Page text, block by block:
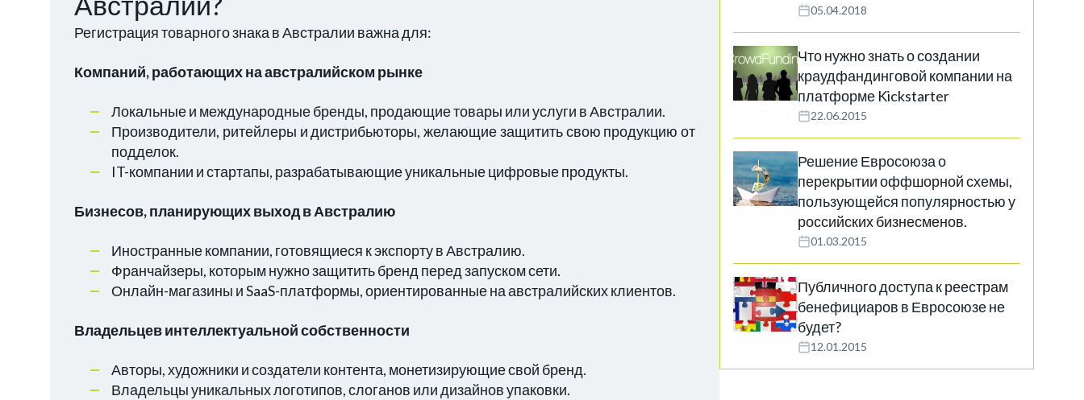
Регистрация товарного знака в Австралии важна для:
Компаний, работающих на австралийском рынке
Локальные и международные бренды, продающие товары или услуги в Австралии.
Производители, ритейлеры и дистрибьюторы, желающие защитить свою продукцию от
подделок.
IT-компании и стартапы, разрабатывающие уникальные цифровые продукты.
Бизнесов, планирующих выход в Австралию
Иностранные компании, готовящиеся к экспорту в Австралию.
Франчайзеры, которым нужно защитить бренд перед запуском сети.
Онлайн-магазины и SaaS-платформы, ориентированные на австралийских клиентов.
Владельцев интеллектуальной собственности
Авторы, художники и создатели контента, монетизирующие свой бренд.
Владельцы уникальных логотипов, слоганов или дизайнов упаковки.
05.04.2018
Что нужно знать о создании
краудфандинговой компании на
платформе Kickstarter
22.06.2015
Решение Евросоюза о
перекрытии оффшорной схемы,
пользующейся популярностью у
российских бизнесменов.
01.03.2015
Публичного доступа к реестрам
бенефициаров в Евросоюзе не
будет?
12.01.2015